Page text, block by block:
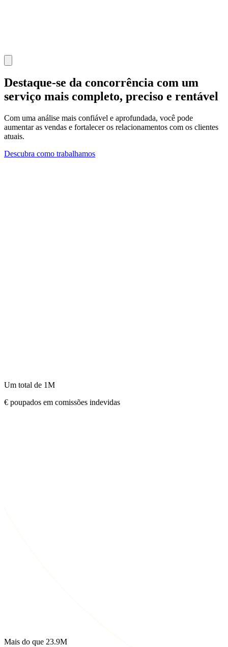
Destaque-se da concorrência com um
serviço mais completo, preciso e rentável
Com uma análise mais confiável e aprofundada, você pode
aumentar as vendas e fortalecer os relacionamentos com os clientes
atuais.
Descubra como trabalhamos
Um total de 1M
€ poupados em comissões indevidas
Mais do que 23.9M